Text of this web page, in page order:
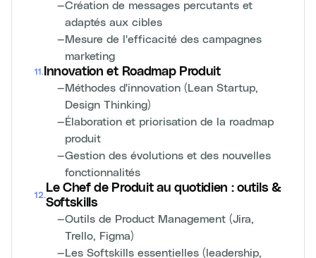
—Création de messages percutants et
adaptés aux cibles
—Mesure de l'efficacité des campagnes
marketing
11 . Innovation et Roadmap Produit
—Méthodes d'innovation (Lean Startup,
Design Thinking)
—Élaboration et priorisation de la roadmap
produit
—Gestion des évolutions et des nouvelles
fonctionnalités
12.
Le Chef de Produit au quotidien : outils &
Softskills
—Outils de Product Management (Jira,
Trello, Figma)
—Les Softskills essentielles (leadership,